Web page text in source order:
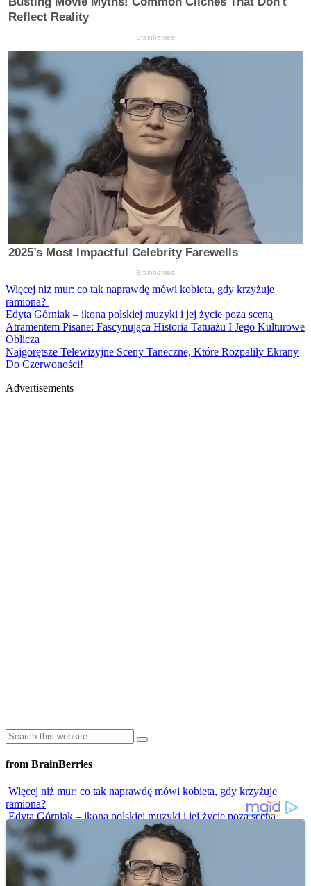
Więcej niż mur: co tak naprawdę mówi kobieta, gdy krzyżuje
ramiona?
Edyta Górniak – ikona polskiej muzyki i jej życie poza sceną
Atramentem Pisane: Fascynująca Historia Tatuażu I Jego Kulturowe
Oblicza
Najgorętsze Telewizyjne Sceny Taneczne, Które Rozpaliły Ekrany
Do Czerwoności!
Advertisements
from BrainBerries
Więcej niż mur: co tak naprawdę mówi kobieta, gdy krzyżuje
ramiona?
Edyta Górniak – ikona polskiej muzyki i jej życie poza sceną
Atramentem Pisane: Fascynująca Historia Tatuażu I Jego
Kulturowe Oblicza
Najgorętsze Telewizyjne Sceny Taneczne, Które Rozpaliły Ekrany
Do Czerwoności!
Parkiet w Ogniu! 8 weselnych hitów, które musisz zobaczyć